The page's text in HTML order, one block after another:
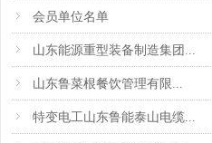
会员单位名单
山东能源重型装备制造集团...
​山东鲁菜根餐饮管理有限...
特变电工山东鲁能泰山电缆...